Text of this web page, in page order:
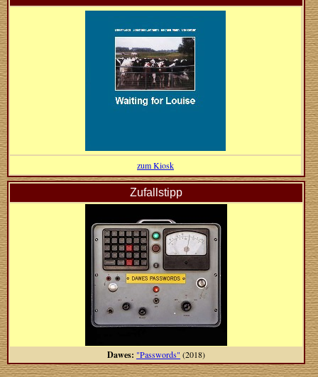
zum Kiosk
Zufallstipp
Dawes: "Passwords" (2018)